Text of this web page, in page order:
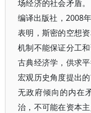
场经济的社会矛盾
编译出版社，2008
表明，斯密的空想
机制不能保证分工
古典经济学，供求
宏观历史角度提出
无政府倾向的内在
治，不可能在资本